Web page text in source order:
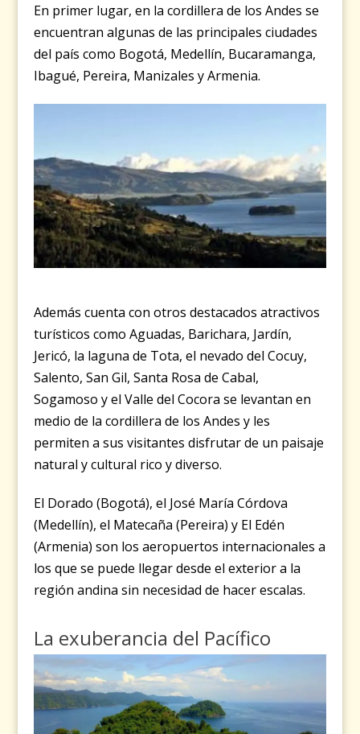
En primer lugar, en la cordillera de los Andes se
encuentran algunas de las principales ciudades
del país como Bogotá, Medellín, Bucaramanga,
Ibagué, Pereira, Manizales y Armenia.
Además cuenta con otros destacados atractivos
turísticos como Aguadas, Barichara, Jardín,
Jericó, la laguna de Tota, el nevado del Cocuy,
Salento, San Gil, Santa Rosa de Cabal,
Sogamoso y el Valle del Cocora se levantan en
medio de la cordillera de los Andes y les
permiten a sus visitantes disfrutar de un paisaje
natural y cultural rico y diverso.
El Dorado (Bogotá), el José María Córdova
(Medellín), el Matecaña (Pereira) y El Edén
(Armenia) son los aeropuertos internacionales a
los que se puede llegar desde el exterior a la
región andina sin necesidad de hacer escalas.
La exuberancia del Pacífico